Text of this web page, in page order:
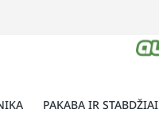
PAKABA IR STABDŽIAI